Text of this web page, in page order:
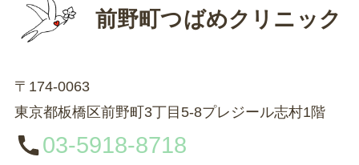
前野町つばめクリニック
〒174-0063
東京都板橋区前野町3丁目5-8プレジール志村1階
03-5918-8718